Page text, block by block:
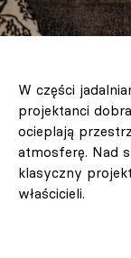
W części
projektanci
ocieplają
atmosferę. Nad
klasyczny
właścicieli.